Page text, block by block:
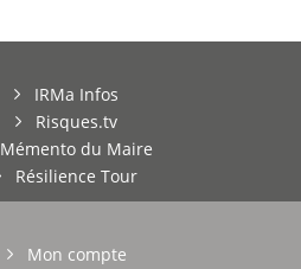
IRMa Infos
Risques.tv
Mémento du Maire
Résilience Tour
Mon compte